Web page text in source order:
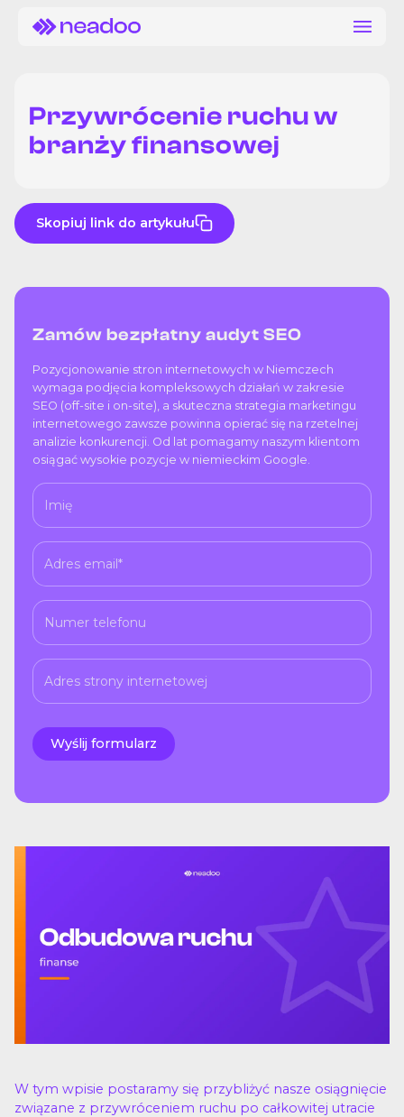
Przywrócenie ruchu w
branży finansowej
Skopiuj link do artykułu
Zamów bezpłatny audyt SEO
Pozycjonowanie stron internetowych w Niemczech
wymaga podjęcia kompleksowych działań w zakresie
SEO (off-site i on-site), a skuteczna strategia marketingu
internetowego zawsze powinna opierać się na rzetelnej
analizie konkurencji. Od lat pomagamy naszym klientom
osiągać wysokie pozycje w niemieckim Google.
W tym wpisie postaramy się przybliżyć nasze osiągnięcie
związane z przywróceniem ruchu po całkowitej utracie